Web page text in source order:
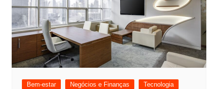
Bem-estar Negócios e Finanças Tecnologia